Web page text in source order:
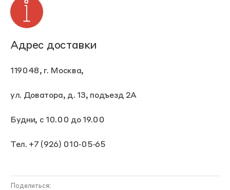
Адрес доставки
119048, г. Москва,
ул. Доватора, д. 13, подъезд 2А
Будни, с 10.00 до 19.00
Тел. +7 (926) 010‑05‑65
Поделиться: